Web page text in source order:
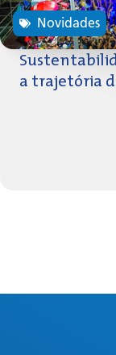
Novidades
a trajetória